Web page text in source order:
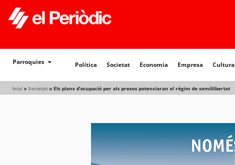
Parroquies Política Societat Economia Empresa Cultura
Inici » Societat » Els plans d’ocupació per als presos potenciaran el règim de semillibertat
Política Societat